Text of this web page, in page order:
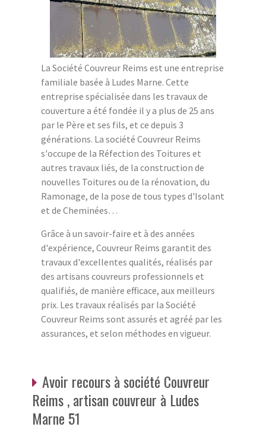
La Société Couvreur Reims est une entreprise
familiale basée à Ludes Marne. Cette
entreprise spécialisée dans les travaux de
couverture a été fondée il y a plus de 25 ans
par le Père et ses fils, et ce depuis 3
générations. La société Couvreur Reims
s'occupe de la Réfection des Toitures et
autres travaux liés, de la construction de
nouvelles Toitures ou de la rénovation, du
Ramonage, de la pose de tous types d'Isolant
et de Cheminées…
Grâce à un savoir-faire et à des années
d'expérience, Couvreur Reims garantit des
travaux d'excellentes qualités, réalisés par
des artisans couvreurs professionnels et
qualifiés, de manière efficace, aux meilleurs
prix. Les travaux réalisés par la Société
Couvreur Reims sont assurés et agréé par les
assurances, et selon méthodes en vigueur.
Avoir recours à société Couvreur
Reims , artisan couvreur à Ludes
Marne 51